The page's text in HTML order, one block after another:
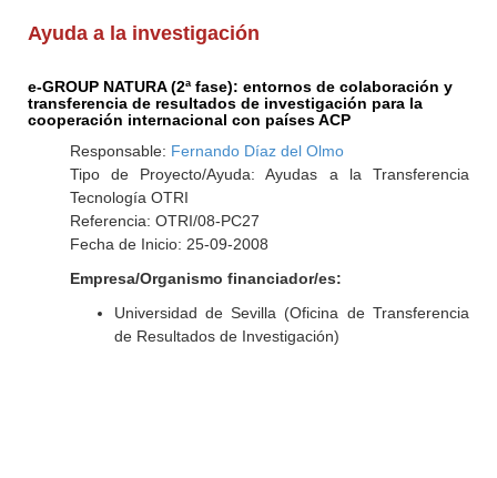
Ayuda a la investigación
e-GROUP NATURA (2ª fase): entornos de colaboración y
transferencia de resultados de investigación para la
cooperación internacional con países ACP
Responsable: Fernando Díaz del Olmo
Tipo de Proyecto/Ayuda: Ayudas a la Transferencia
Tecnología OTRI
Referencia: OTRI/08-PC27
Fecha de Inicio: 25-09-2008
Empresa/Organismo financiador/es:
Universidad de Sevilla (Oficina de Transferencia
de Resultados de Investigación)